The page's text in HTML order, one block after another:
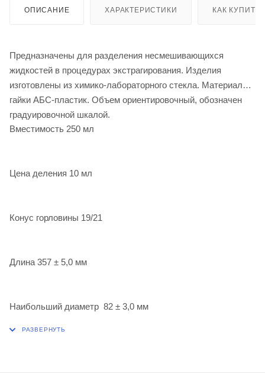
ОПИСАНИЕ ХАРАКТЕРИСТИКИ КАК КУПИТЬ
Предназначены для разделения несмешивающихся
жидкостей в процедурах экстрагирования. Изделия
изготовлены из химико-лабораторного стекла. Материал
гайки АБС-пластик. Объем ориентировочный, обозначен
градуировочной шкалой.
Вместимость 250 мл
Цена деления 10 мл
Конус горловины 19/21
Длина 357 ± 5,0 мм
Наибольший диаметр 82 ± 3,0 мм